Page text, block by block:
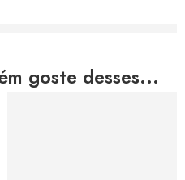
goste desses...